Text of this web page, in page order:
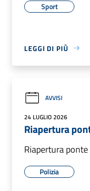
Sport
LEGGI DI PIÙ
AVVISI
24 LUGLIO 2026
Riapertura
Riapertura
Polizia